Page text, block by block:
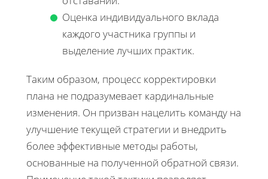
Оценка индивидуального вклада
каждого участника группы и
выделение лучших практик.
Таким образом, процесс корректировки
плана не подразумевает кардинальные
изменения. Он призван нацелить команду на
улучшение текущей стратегии и внедрить
более эффективные методы работы,
основанные на полученной обратной связи.